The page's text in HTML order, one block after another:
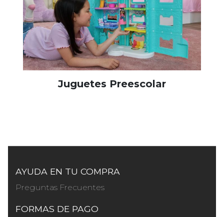
Juguetes Preescolar
AYUDA EN TU COMPRA
Preguntas Frecuentes
FORMAS DE PAGO